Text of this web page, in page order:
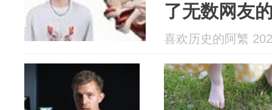
了无数网友
喜欢历史的阿繁